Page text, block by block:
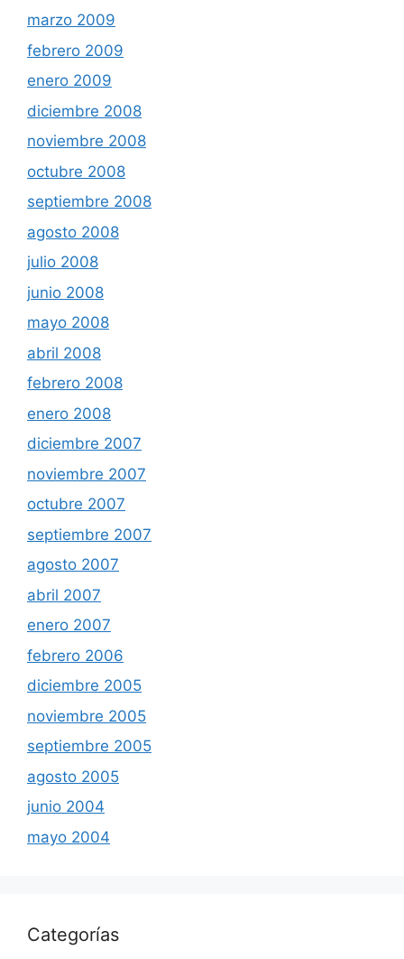
marzo 2009
febrero 2009
enero 2009
diciembre 2008
noviembre 2008
octubre 2008
septiembre 2008
agosto 2008
julio 2008
junio 2008
mayo 2008
abril 2008
febrero 2008
enero 2008
diciembre 2007
noviembre 2007
octubre 2007
septiembre 2007
agosto 2007
abril 2007
enero 2007
febrero 2006
diciembre 2005
noviembre 2005
septiembre 2005
agosto 2005
junio 2004
mayo 2004
Categorías